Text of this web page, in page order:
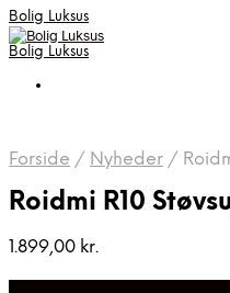
Bolig Luksus
Bolig Luksus
Forside / Nyheder /
Roidmi R10
1.899,00 kr.